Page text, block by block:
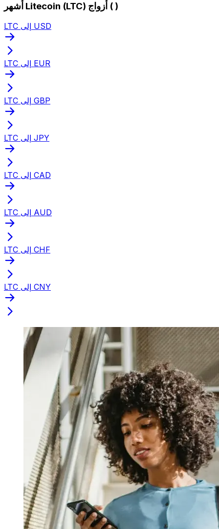
أشهر Litecoin (LTC) أزواج ( )
LTC إلى USD
LTC إلى EUR
LTC إلى GBP
LTC إلى JPY
LTC إلى CAD
LTC إلى AUD
LTC إلى CHF
LTC إلى CNY